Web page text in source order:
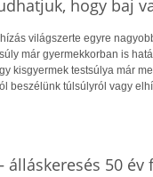
hogy baj
világszerte egyre
már gyermekkorban is
kisgyermek testsúlya már
beszélünk túlsúlyról vagy
álláskeresés 50 év